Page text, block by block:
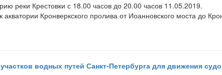
реки Крестовки с 18.00 часов до 20.00 часов 11.05.2019.
Кронверкского пролива от Иоанновского моста до
водных путей Санкт-Петербурга для движения